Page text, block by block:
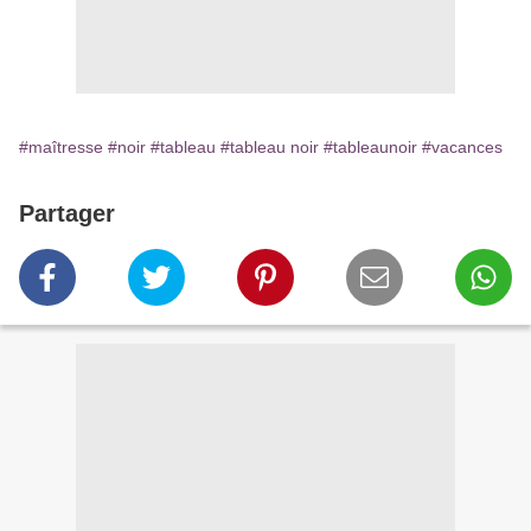
#maîtresse #noir #tableau #tableau noir #tableaunoir #vacances
Partager